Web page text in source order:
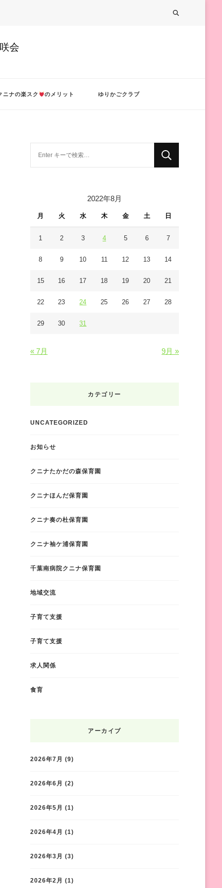
会
ニナの楽スク のメリット ゆりかごクラブ
2022年8月
月 火 水 木 金 土 日
1 2 3 4 5 6 7
8 9 10 11 12 13 14
15 16 17 18 19 20 21
22 23 24 25 26 27 28
29 30 31
« 7月 9月 »
カテゴリー
UNCATEGORIZED
お知らせ
クニナたかだの森保育園
クニナほんだ保育園
クニナ奏の杜保育園
クニナ袖ケ浦保育園
千葉南病院クニナ保育園
地域交流
子育て支援
子育て支援
求人関係
食育
アーカイブ
2026年7月 (9)
2026年6月 (2)
2026年5月 (1)
2026年4月 (1)
2026年3月 (3)
2026年2月 (1)